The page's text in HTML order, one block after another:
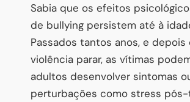
Sabia que os efeitos
de bullying persistem até à
Passados tantos anos, e depois
violência parar, as vítimas
adultos desenvolver sintomas
perturbações como stress